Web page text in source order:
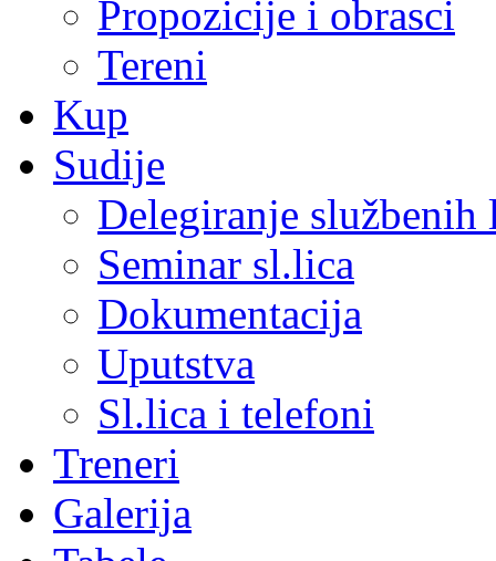
Propozicije i obrasci
Tereni
Kup
Sudije
Delegiranje službenih
Seminar sl.lica
Dokumentacija
Uputstva
Sl.lica i telefoni
Treneri
Galerija